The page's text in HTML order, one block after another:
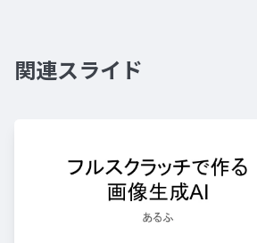
関連スライド